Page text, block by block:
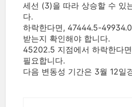
세선 (3)을 따라 상승할 수 있
다.
하락한다면, 47444.5-
받는지 확인해야 합니다.
45202.5 지점에서 하락한다
필요합니다.
다음 변동성 기간은 3월 12일